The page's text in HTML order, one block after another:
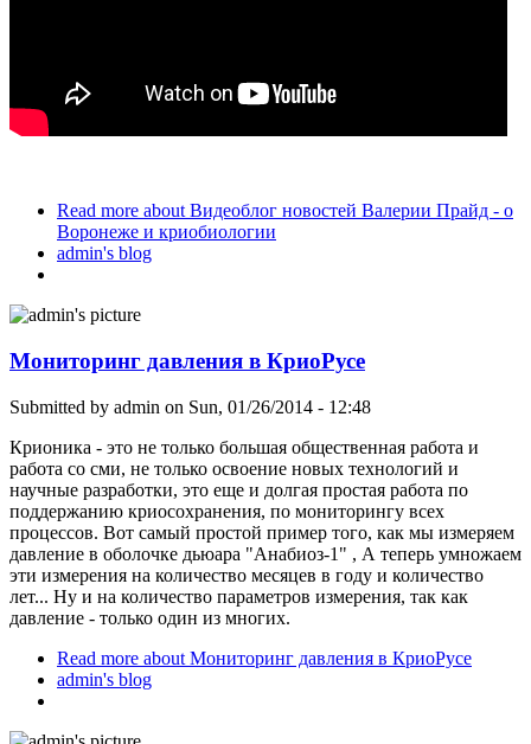
Read more about Видеоблог новостей Валерии Прайд - о
Воронеже и криобиологии
admin's blog
Мониторинг давления в КриоРусе
Submitted by admin on Sun, 01/26/2014 - 12:48
Крионика - это не только большая общественная работа и
работа со сми, не только освоение новых технологий и
научные разработки, это еще и долгая простая работа по
поддержанию криосохранения, по мониторингу всех
процессов. Вот самый простой пример того, как мы измеряем
давление в оболочке дьюара "Анабиоз-1" , А теперь умножаем
эти измерения на количество месяцев в году и количество
лет... Ну и на количество параметров измерения, так как
давление - только один из многих.
Read more about Мониторинг давления в КриоРусе
admin's blog